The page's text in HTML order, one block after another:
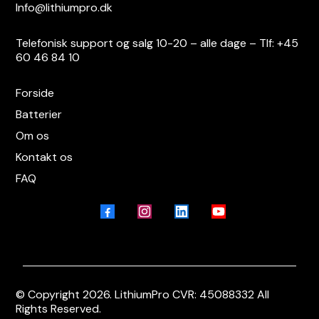
Info@lithiumpro.dk
Telefonisk support og salg 10-20 – alle dage – Tlf: +45
60 46 84 10
Forside
Batterier
Om os
Kontakt os
FAQ
© Copyright 2026. LithiumPro CVR: 45088332 All
Rights Reserved.